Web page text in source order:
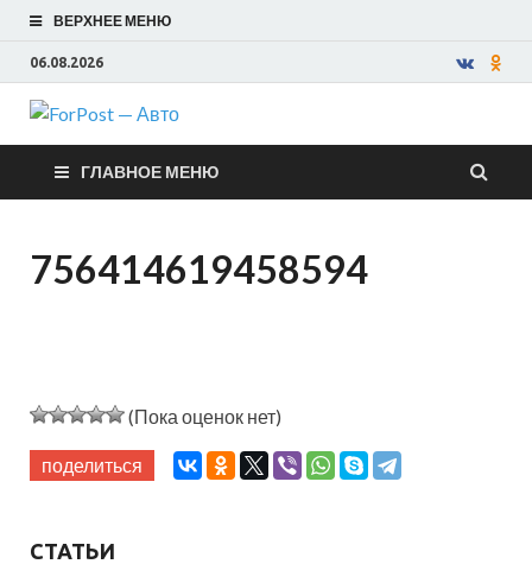
ВЕРХНЕЕ МЕНЮ
06.08.2026
ForPost —
Авто
ГЛАВНОЕ МЕНЮ
756414619458594
(Пока оценок нет)
поделиться
СТАТЬИ